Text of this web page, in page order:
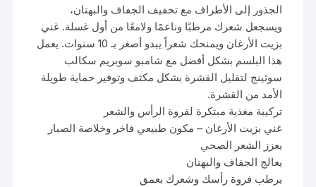
الجذور إلى الأطراف مع تخفيف الجفاف والبهتان،
ويسجعل شعرك مرطبًا وناعمًا ولامعًا من أول غسلة. غني
بزيت الأرغان ويمنحك شعراً يبدو أصغر بـ 10 سنوات. يعمل
هذا البلسم بشكل أفضل مع شامبو سوبريم سكالب
سوثينج لتقليل القشرة بشكل مكثف وتوفير حماية طويلة
الأمد من القشرة.
تركيبة مغذية مبتكرة لفروة الرأس والشعر
غني بزيت الأرغان – مكون طبيعي فاخر وخلاصة الصبار
يعزز الشعر الصحي
يعالج الجفاف والبهتان
يرطب فروة رأسك وشعرك بعمق